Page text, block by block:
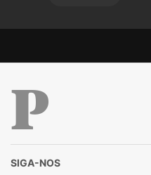
SIGA-NOS